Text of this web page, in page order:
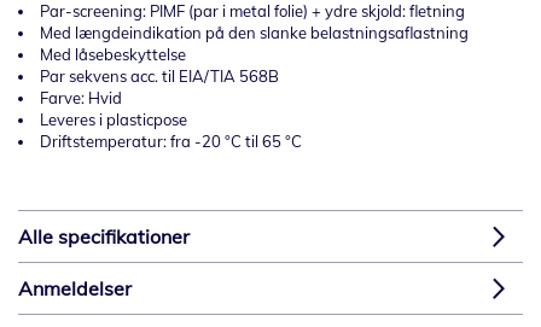
Par-screening: PIMF (par i metal folie) + ydre skjold: fletning
Med længdeindikation på den slanke belastningsaflastning
Med låsebeskyttelse
Par sekvens acc. til EIA/TIA 568B
Farve: Hvid
Leveres i plasticpose
Driftstemperatur: fra -20 °C til 65 °C
Alle specifikationer
Anmeldelser